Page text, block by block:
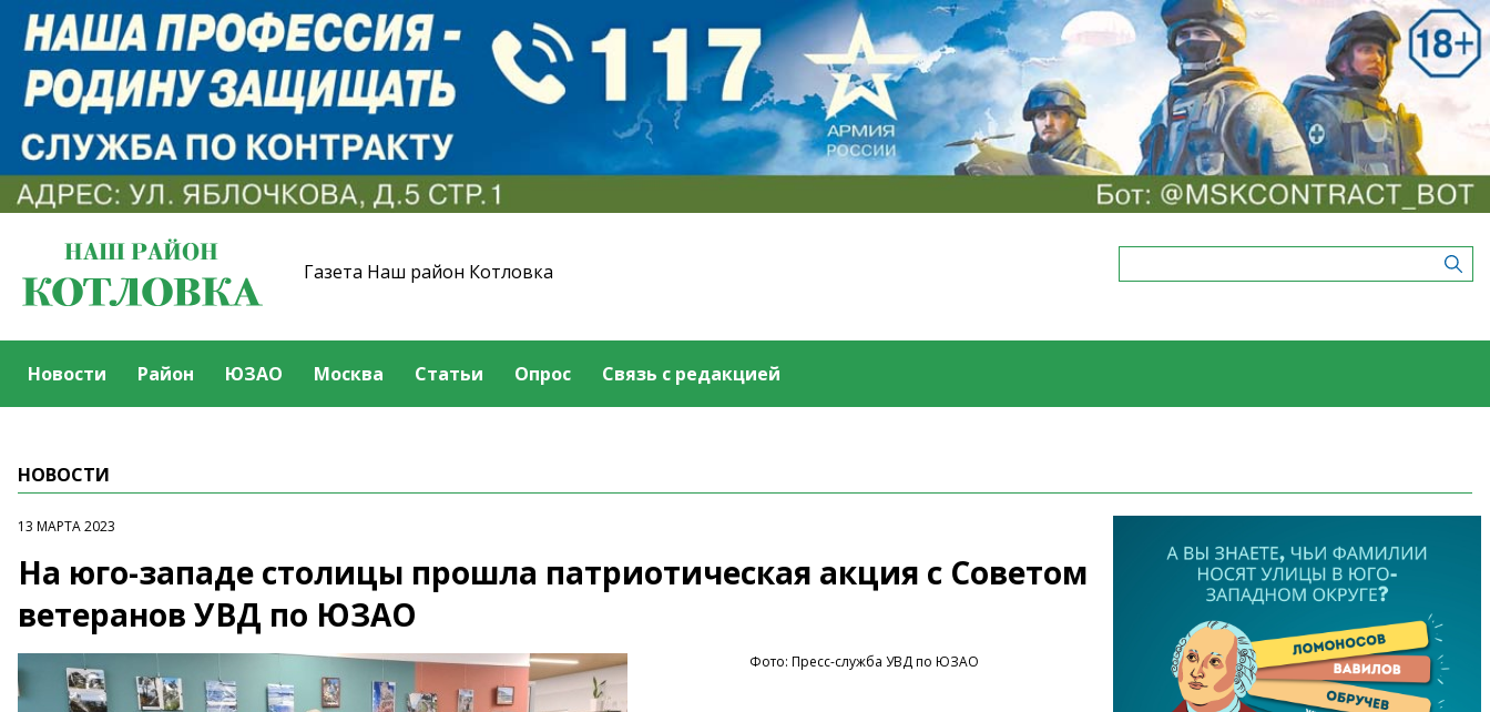
Газета Наш район Котловка
Новости Район ЮЗАО Москва Статьи Опрос Связь с редакцией
НОВОСТИ
13 МАРТА 2023
На юго-западе столицы прошла патриотическая акция с Советом
ветеранов УВД по ЮЗАО
Фото: Пресс-служба УВД по ЮЗАО